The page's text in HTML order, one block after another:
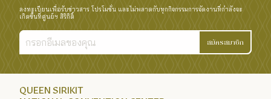
ลงทะเบียนเพื่อรับข่าวสาร โปรโมชั่น และไม่พลาดกับทุกกิจกรรมการจัดงานที่กำลังจะ
เกิดขึ้นที่ศูนย์ฯ สิริกิติ์
สมัครสมาชิก
QUEEN SIRIKIT